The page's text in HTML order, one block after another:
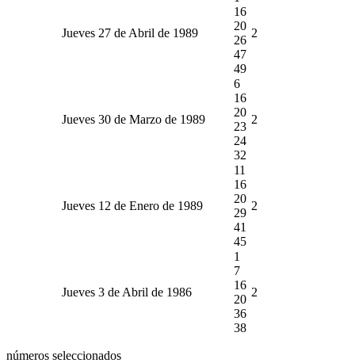
Jueves 27 de Abril de 1989
16
20
26
47
49
2
Jueves 30 de Marzo de 1989
6
16
20
23
24
32
2
Jueves 12 de Enero de 1989
11
16
20
29
41
45
2
Jueves 3 de Abril de 1986
1
7
16
20
36
38
2
números seleccionados